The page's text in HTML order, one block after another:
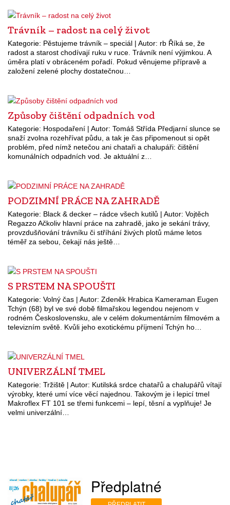
Trávník – radost na celý život
Kategorie: Pěstujeme trávník – speciál | Autor: rb Říká se, že
radost a starost chodívají ruku v ruce. Trávník není výjimkou. A
úměra platí v obráceném pořadí. Pokud věnujeme přípravě a
založení zelené plochy dostatečnou…
Způsoby čištění odpadních vod
Kategorie: Hospodaření | Autor: Tomáš Střída Předjarní slunce se
snaží zvolna rozehřívat půdu, a tak je čas připomenout si opět
problém, před nímž netečou ani chataři a chalupáři: čištění
komunálních odpadních vod. Je aktuální z…
PODZIMNÍ PRÁCE NA ZAHRADĚ
Kategorie: Black & decker – rádce všech kutilů | Autor: Vojtěch
Regazzo Ačkoliv hlavní práce na zahradě, jako je sekání trávy,
provzdušňování trávníku či stříhání živých plotů máme letos
téměř za sebou, čekají nás ještě…
S PRSTEM NA SPOUŠTI
Kategorie: Volný čas | Autor: Zdeněk Hrabica Kameraman Eugen
Tchýn (68) byl ve své době filmařskou legendou nejenom v
rodném Československu, ale v celém dokumentárním filmovém a
televizním světě. Kvůli jeho exotickému příjmení Tchýn ho…
UNIVERZÁLNÍ TMEL
Kategorie: Tržiště | Autor: Kutilská srdce chatařů a chalupářů vítají
výrobky, které umí více věcí najednou. Takovým je i lepicí tmel
Makroflex FT 101 se třemi funkcemi – lepí, těsní a vyplňuje! Je
velmi univerzální…
Předplatné